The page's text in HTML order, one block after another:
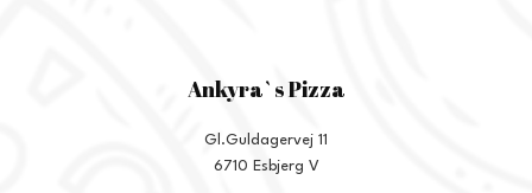
Ankyra`s Pizza
Gl.Guldagervej 11
6710 Esbjerg V